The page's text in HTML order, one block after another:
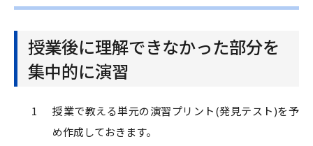
授業後に理解できなかった部分を
集中的に演習
授業で教える単元の演習プリント(発見テスト)を予
め作成しておきます。